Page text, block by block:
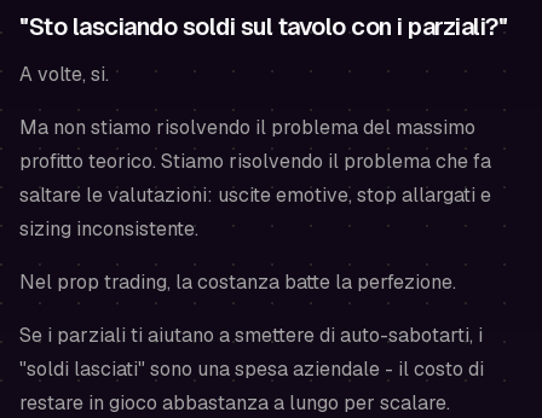
"Sto lasciando soldi sul tavolo con i parziali?"
A volte, si.
Ma non stiamo risolvendo il problema del massimo
profitto teorico. Stiamo risolvendo il problema che fa
saltare le valutazioni: uscite emotive, stop allargati e
sizing inconsistente.
Nel prop trading, la costanza batte la perfezione.
Se i parziali ti aiutano a smettere di auto-sabotarti, i
"soldi lasciati" sono una spesa aziendale - il costo di
restare in gioco abbastanza a lungo per scalare.